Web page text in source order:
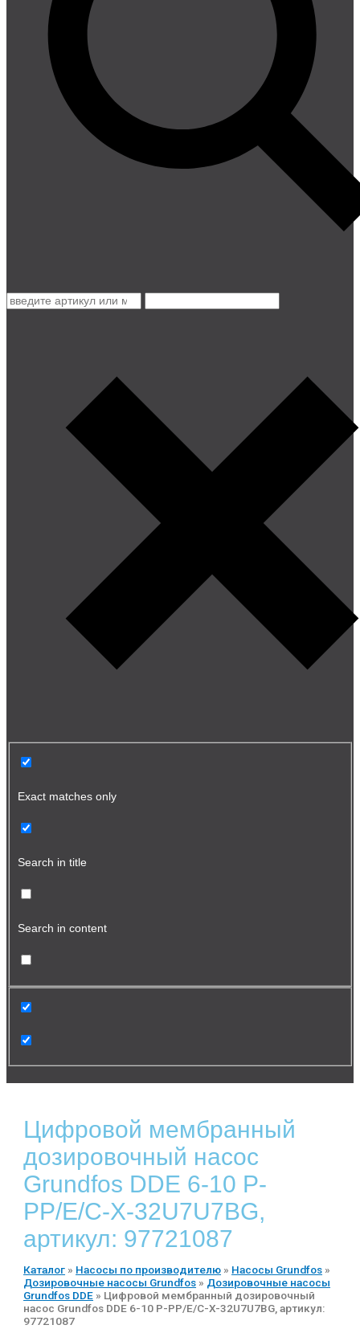
Exact matches only
Search in title
Search in content
Цифровой мембранный
дозировочный насос
Grundfos DDE 6-10 P-
PP/E/C-X-32U7U7BG,
артикул: 97721087
Каталог » Насосы по производителю » Насосы Grundfos »
Дозировочные насосы Grundfos » Дозировочные насосы
Grundfos DDE » Цифровой мембранный дозировочный
насос Grundfos DDE 6-10 P-PP/E/C-X-32U7U7BG, артикул:
97721087